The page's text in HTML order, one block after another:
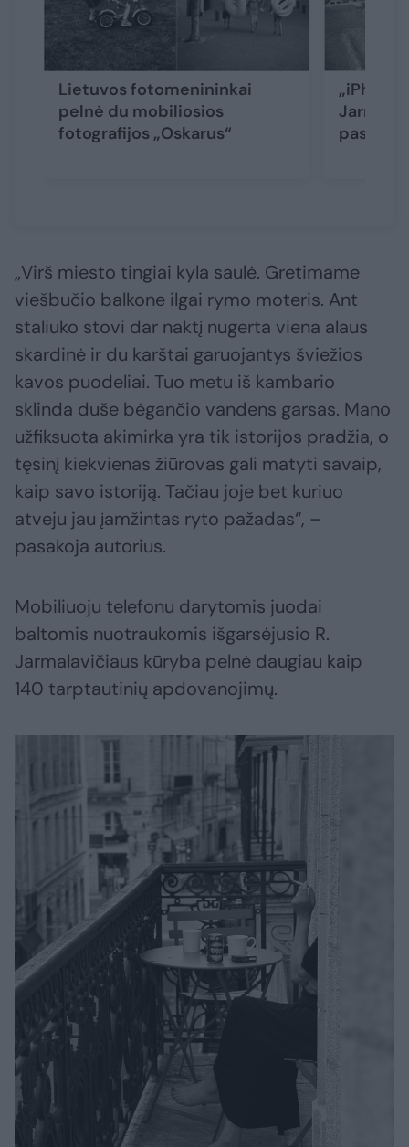
Lietuvos fotomenininkai
pelnė du mobiliosios
fotografijos „Oskarus“
„Virš miesto tingiai kyla saulė. Gretimame
viešbučio balkone ilgai rymo moteris. Ant
staliuko stovi dar naktį nugerta viena alaus
skardinė ir du karštai garuojantys šviežios
kavos puodeliai. Tuo metu iš kambario
sklinda duše bėgančio vandens garsas. Mano
užfiksuota akimirka yra tik istorijos pradžia, o
tęsinį kiekvienas žiūrovas gali matyti savaip,
kaip savo istoriją. Tačiau joje bet kuriuo
atveju jau įamžintas ryto pažadas“, –
pasakoja autorius.
Mobiliuoju telefonu darytomis juodai
baltomis nuotraukomis išgarsėjusio R.
Jarmalavičiaus kūryba pelnė daugiau kaip
140 tarptautinių apdovanojimų.